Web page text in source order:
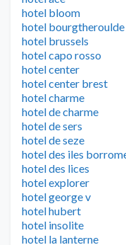
hotel bloom
hotel bourgtheroulde
hotel brussels
hotel capo rosso
hotel center
hotel center brest
hotel charme
hotel de charme
hotel de sers
hotel de seze
hotel des iles
hotel des lices
hotel explorer
hotel george v
hotel hubert
hotel insolite
hotel la lanterne